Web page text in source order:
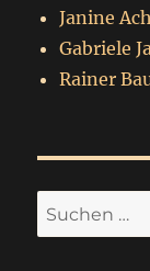
Janine
Gabriele
Rainer
Suchen
nach: